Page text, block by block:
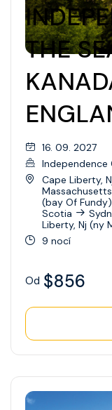
THE
16. 09. 2027
Independence
Cape Liberty,
Massachusetts
(bay Of Fundy)
Scotia
Liberty, Nj (ny
9 nocí
Od $856